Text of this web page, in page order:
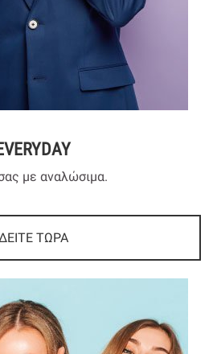
με αναλώσιμα.
ΤΩΡΑ